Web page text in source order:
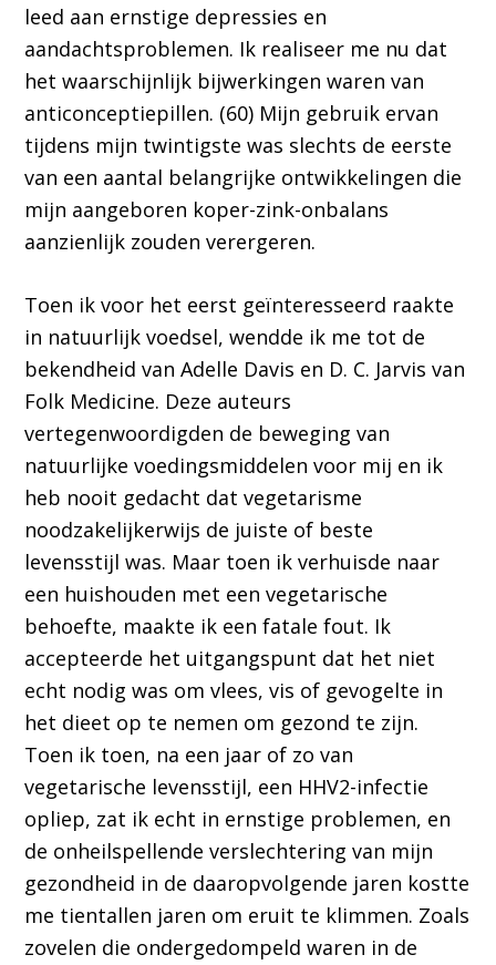
leed aan ernstige depressies en
aandachtsproblemen. Ik realiseer me nu dat
het waarschijnlijk bijwerkingen waren van
anticonceptiepillen. (60) Mijn gebruik ervan
tijdens mijn twintigste was slechts de eerste
van een aantal belangrijke ontwikkelingen die
mijn aangeboren koper-zink-onbalans
aanzienlijk zouden verergeren.
Toen ik voor het eerst geïnteresseerd raakte
in natuurlijk voedsel, wendde ik me tot de
bekendheid van Adelle Davis en D. C. Jarvis van
Folk Medicine. Deze auteurs
vertegenwoordigden de beweging van
natuurlijke voedingsmiddelen voor mij en ik
heb nooit gedacht dat vegetarisme
noodzakelijkerwijs de juiste of beste
levensstijl was. Maar toen ik verhuisde naar
een huishouden met een vegetarische
behoefte, maakte ik een fatale fout. Ik
accepteerde het uitgangspunt dat het niet
echt nodig was om vlees, vis of gevogelte in
het dieet op te nemen om gezond te zijn.
Toen ik toen, na een jaar of zo van
vegetarische levensstijl, een HHV2-infectie
opliep, zat ik echt in ernstige problemen, en
de onheilspellende verslechtering van mijn
gezondheid in de daaropvolgende jaren kostte
me tientallen jaren om eruit te klimmen. Zoals
zovelen die ondergedompeld waren in de